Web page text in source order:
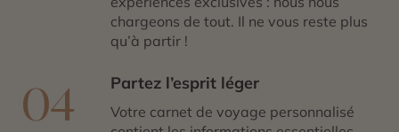
chargeons de tout. Il ne vous reste plus
qu’à partir !
04 Partez l’esprit léger
Votre carnet de voyage personnalisé